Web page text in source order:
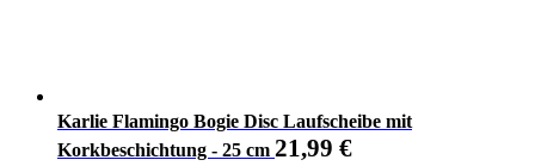
Karlie Flamingo Bogie Disc Laufscheibe mit
Korkbeschichtung - 25 cm 21,99 €